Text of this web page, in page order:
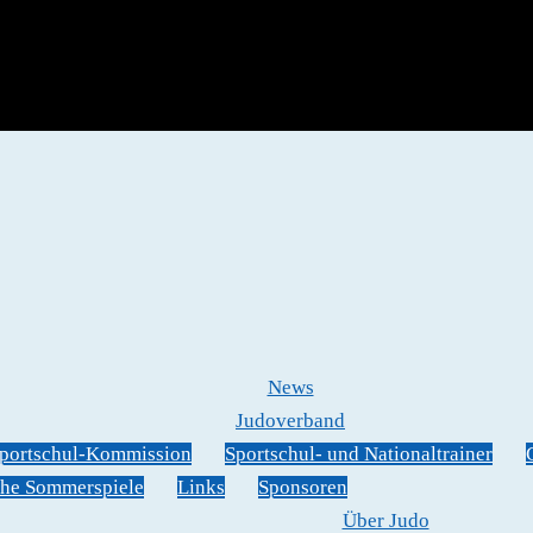
News
Judoverband
Kommission
Sportschul- und Nationaltrainer
Sommerspiele
Links
Sponsoren
Über Judo